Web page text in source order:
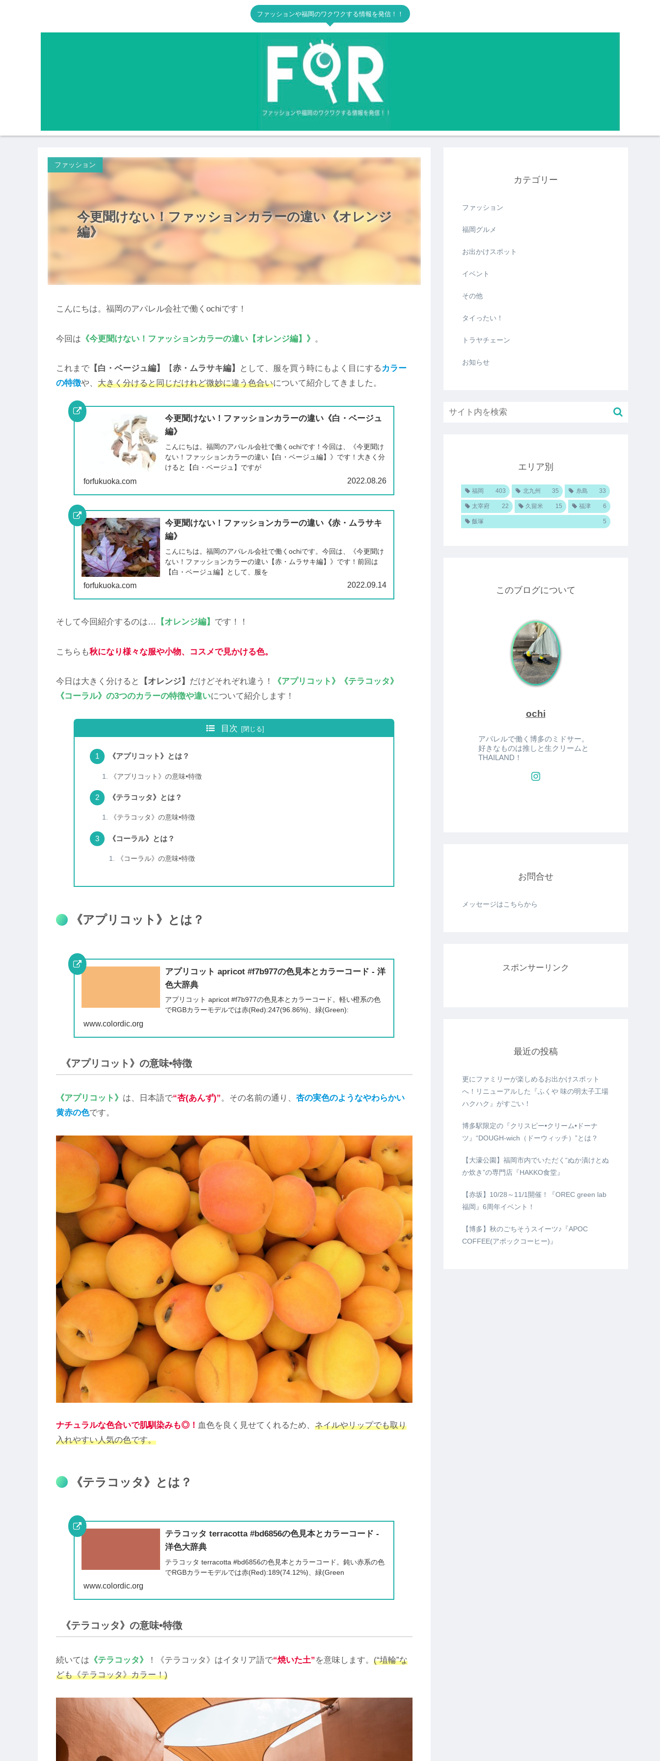
ファッションや福岡のワクワクする情報を発信！！
今更聞けない！ファッションカラーの違い《オレンジ
編》
ファッション
こんにちは。福岡のアパレル会社で働くochiです！
今回は 《今更聞けない！ファッションカラーの違い【オレンジ編】》 。
これまで【白・ベージュ編】 【赤・ムラサキ編】 として、服を買う時にもよく目にするカラー
の特徴や、 大きく分けると同じだけれど微妙に違う色合いについて紹介してきました。
今更聞けない！ファッションカラーの違い《白・ベージュ
編》
こんにちは。福岡のアパレル会社で働くochiです！今回は、《今更聞け
ない！ファッションカラーの違い【白・ベージュ編】》です！大きく分
けると【白・ベージュ】ですが
forfukuoka.com 2022.08.26
今更聞けない！ファッションカラーの違い《赤・ムラサキ
編》
こんにちは。福岡のアパレル会社で働くochiです。今回は、《今更聞け
ない！ファッションカラーの違い【赤・ムラサキ編】》です！前回は
【白・ベージュ編】として、服を
forfukuoka.com 2022.09.14
そして今回紹介するのは… 【オレンジ編】 です！！
こちらも秋になり様々な服や小物、コスメで見かける色。
今日は大きく分けると 【オレンジ】 だけどそれぞれ違う！
《アプリコット》《テラコッタ》
《コーラル》の3つのカラーの特徴や違いについて紹介します！
目次
《アプリコット》とは？
《アプリコット》の意味•特徴
《テラコッタ》とは？
《テラコッタ》の意味•特徴
《コーラル》とは？
《コーラル》の意味•特徴
《アプリコット》とは？
アプリコット apricot #f7b977の色見本とカラーコード - 洋
色大辞典
アプリコット apricot #f7b977の色見本とカラーコード。軽い橙系の色
でRGBカラーモデルでは赤(Red):247(96.86%)、緑(Green):
www.colordic.org
《アプリコット》の意味•特徴
《アプリコット》 は、日本語で“杏(あんず)”。その名前の通り、 杏の実色のようなやわらかい
黄赤の色です。
ナチュラルな色合いで肌馴染みも◎！ 血色を良く見せてくれるため、 ネイルやリップでも取り
入れやすい人気の色です。
《テラコッタ》とは？
テラコッタ terracotta #bd6856の色見本とカラーコード -
洋色大辞典
テラコッタ terracotta #bd6856の色見本とカラーコード。鈍い赤系の色
でRGBカラーモデルでは赤(Red):189(74.12%)、緑(Green
www.colordic.org
《テラコッタ》の意味•特徴
続いては 《テラコッタ》 ！《テラコッタ》はイタリア語で“焼いた土”を意味します。 (“埴輪”な
ども《テラコッタ》カラー！)
カテゴリー
ファッション
福岡グルメ
お出かけスポット
イベント
その他
タイったい！
トラヤチェーン
お知らせ
エリア別
福岡 403 北九州 35 糸島 33
太宰府 22 久留米 15 福津 6
飯塚 5
このブログについて
ochi
アパレルで働く博多のミドサー。
好きなものは推しと生クリームと
THAILAND！
お問合せ
メッセージはこちらから
スポンサーリンク
最近の投稿
更にファミリーが楽しめるお出かけスポット
へ！リニューアルした『ふくや 味の明太子工場
ハクハク』がすごい！
博多駅限定の『クリスピー•クリーム•ドーナ
ツ』“DOUGH-wich（ドーウィッチ）”とは？
【大濠公園】福岡市内でいただく“ぬか漬けとぬ
か炊き”の専門店『HAKKO食堂』
【赤坂】10/28～11/1開催！『OREC green lab
福岡』6周年イベント！
【博多】秋のごちそうスイーツ♪『APOC
COFFEE(アポックコーヒー)』